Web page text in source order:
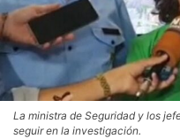
La ministra de Seguridad y los
seguir en la investigación.